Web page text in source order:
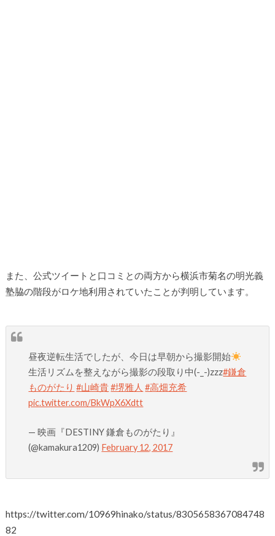
また、公式ツイートと口コミとの両方から横浜市菊名の明光義
塾脇の階段がロケ地利用されていたことが判明しています。
昼夜逆転生活でしたが、今日は早朝から撮影開始
生活リズムを整えながら撮影の段取り中(-_-)zzz#鎌倉
ものがたり #山崎貴 #堺雅人 #高畑充希
pic.twitter.com/BkWpX6Xdtt
— 映画『DESTINY 鎌倉ものがたり』
(@kamakura1209) February 12, 2017
https://twitter.com/10969hinako/status/8305658367084748
82